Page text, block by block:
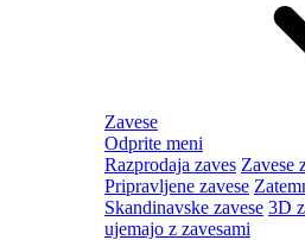
Zavese
Odprite meni
Razprodaja zaves Zavese
Pripravljene zavese
Skandinavske zavese 3D
ujemajo z zavesami